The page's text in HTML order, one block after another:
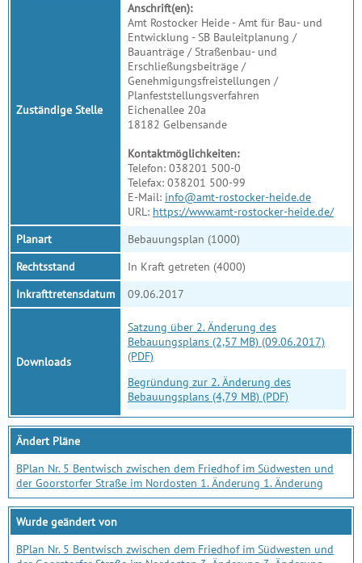
Zuständige Stelle
Anschrift(en):
Amt Rostocker Heide - Amt für Bau- und
Entwicklung - SB Bauleitplanung /
Bauanträge / Straßenbau- und
Erschließungsbeiträge /
Genehmigungsfreistellungen /
Planfeststellungsverfahren
Eichenallee 20a
18182 Gelbensande
Kontaktmöglichkeiten:
Telefon: 038201 500-0
Telefax: 038201 500-99
E-Mail: info@amt-rostocker-heide.de
URL: https://www.amt-rostocker-heide.de/
Planart
Bebauungsplan (1000)
Rechtsstand
In Kraft getreten (4000)
Inkrafttretensdatum
09.06.2017
Downloads
Satzung über 2. Änderung des
Bebauungsplans (2,57 MB) (09.06.2017)
(PDF)
Begründung zur 2. Änderung des
Bebauungsplans (4,79 MB) (PDF)
Ändert Pläne
BPlan Nr. 5 Bentwisch zwischen dem Friedhof im Südwesten und
der Goorstorfer Straße im Nordosten 1. Änderung 1. Änderung
Wurde geändert von
BPlan Nr. 5 Bentwisch zwischen dem Friedhof im Südwesten und